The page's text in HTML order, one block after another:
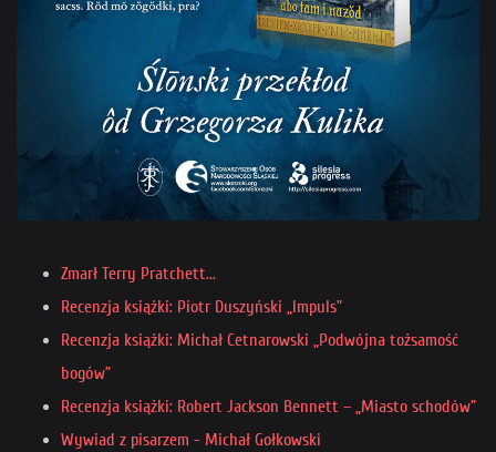
Zmarł Terry Pratchett...
Recenzja książki: Piotr Duszyński „Impuls”
Recenzja książki: Michał Cetnarowski „Podwójna tożsamość
bogów”
Recenzja książki: Robert Jackson Bennett – „Miasto schodów”
Wywiad z pisarzem - Michał Gołkowski